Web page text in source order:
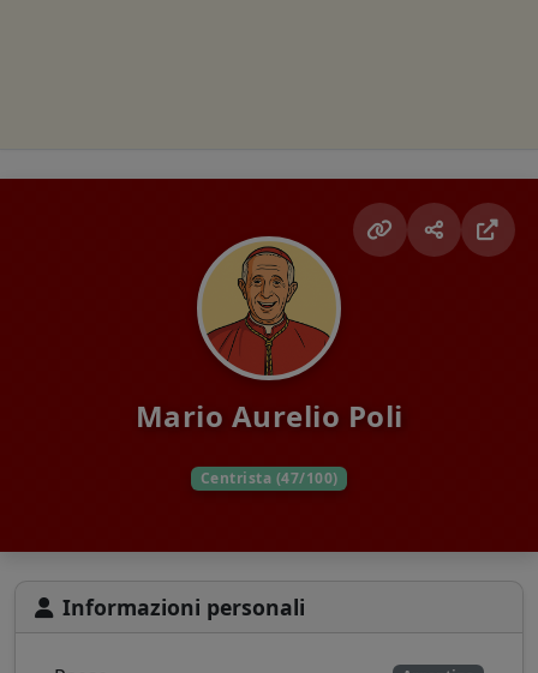
Mario Aurelio Poli
Centrista (47/100)
Informazioni personali